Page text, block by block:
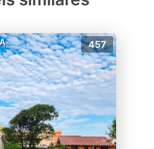
457